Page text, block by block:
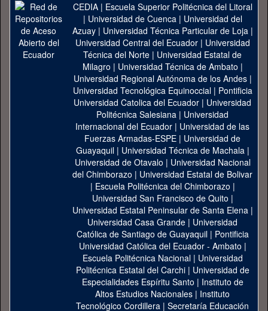
CEDIA| Escuela Superior Politécnica del Litoral
| Universidad de Cuenca| Universidad del
Azuay| Universidad Técnica Particular de Loja|
Universidad Central del Ecuador| Universidad
Técnica del Norte | Universidad Estatal de
Milagro | Universidad Técnica de Ambato |
Universidad Regional Autónoma de los Andes|
Universidad Tecnológica Equinoccial| Pontificia
Universidad Catolica del Ecuador | Universidad
Politécnica Salesiana | Universidad
Internacional del Ecuador | Universidad de las
Fuerzas Armadas-ESPE | Universidad de
Guayaquil| Universidad Técnica de Machala|
Universidad de Otavalo | Universidad Nacional
del Chimborazo | Universidad Estatal de Bolivar
| Escuela Politécnica del Chimborazo |
Universidad San Francisco de Quito |
Universidad Estatal Peninsular de Santa Elena|
Universidad Casa Grande | Universidad
Católica de Santiago de Guayaquil| Pontificia
Universidad Católica del Ecuador - Ambato |
Escuela Politécnica Nacional| Universidad
Politécnica Estatal del Carchi| Universidad de
Especialidades Espíritu Santo | Instituto de
Altos Estudios Nacionales | Instituto
Tecnológico Cordillera | Secretaría Educación